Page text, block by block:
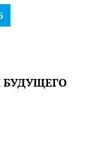
БУДУЩЕГО